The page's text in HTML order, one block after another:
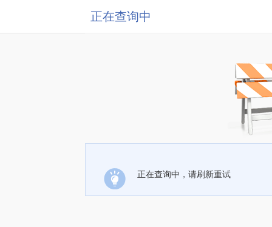
正在查询中
正在查询中，请刷新重试